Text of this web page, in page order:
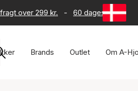
over 299 kr. - 60 dages returret
Brands Outlet Om A-